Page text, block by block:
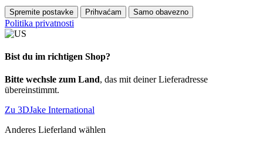
Spremite postavke Prihvaćam Samo obavezno
Politika privatnosti
Bist du im richtigen Shop?
Bitte wechsle zum Land, das mit deiner Lieferadresse
übereinstimmt.
Zu 3DJake International
Anderes Lieferland wählen